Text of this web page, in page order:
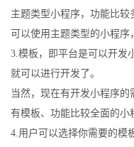
主题类型小程序，功能比较
可以使用主题类型的小程序
3.模板，即平台是可以开发
就可以进行开发了。
当然，现在有开发小程序的
有模板、功能比较全面的小
4.用户可以选择你需要的模